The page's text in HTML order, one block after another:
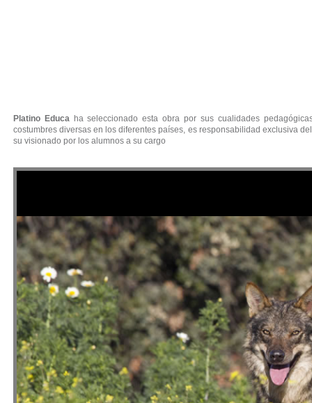
Platino Educaha seleccionado esta obra por sus cualidades
costumbres diversas en los diferentes países, es responsabilidad exclusiva
su visionado por los alumnos a su cargo